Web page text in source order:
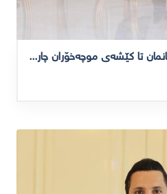
بەردەوام دەبین لە هەوڵەکانمان تا کێشەی موچەخۆران چارەسەر دەبێت